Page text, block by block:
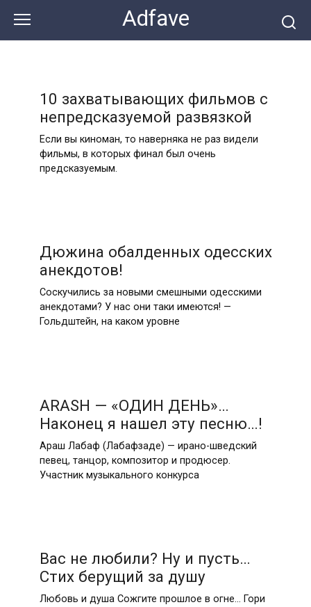
контенту
Adfave
10 захватывающих фильмов с
непредсказуемой развязкой
Если вы киноман, то наверняка не раз видели
фильмы, в которых финал был очень
предсказуемым.
Дюжина обалденных одесских
анекдотов!
Соскучились за новыми смешными одесскими
анекдотами? У нас они таки имеются! —
Гольдштейн, на каком уровне
ARASH — «ОДИН ДЕНЬ»…
Наконец я нашел эту песню…!
Араш Лабаф (Лабафзаде) — ирано-шведский
певец, танцор, композитор и продюсер.
Участник музыкального конкурса
Вас не любили? Ну и пусть…
Стих берущий за душу
Любовь и душа Сожгите прошлое в огне… Гори